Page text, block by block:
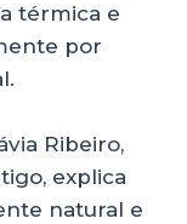
térmica e
por
Ribeiro,
explica
natural e